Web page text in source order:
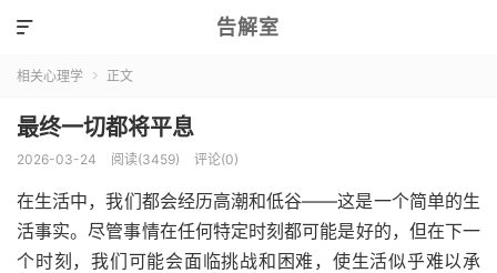
告解室

相关心理学  正文
最终一切都将平息
2026-03-24 阅读(3459) 评论(0)
在生活中，我们都会经历高潮和低谷——这是一个简单的生
活事实。尽管事情在任何特定时刻都可能是好的，但在下一
个时刻，我们可能会面临挑战和困难，使生活似乎难以承